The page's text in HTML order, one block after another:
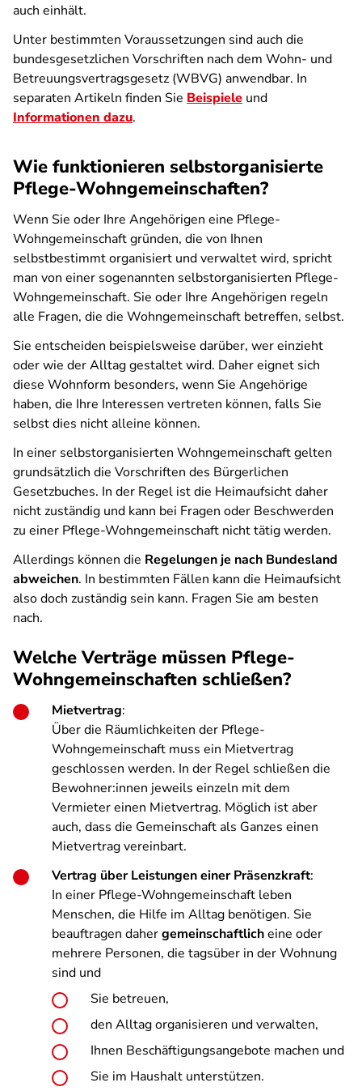
auch einhält.
Unter bestimmten Voraussetzungen sind auch die
bundesgesetzlichen Vorschriften nach dem Wohn- und
Betreuungsvertragsgesetz (WBVG) anwendbar. In
separaten Artikeln finden Sie Beispiele und
Informationen dazu.
Wie funktionieren selbstorganisierte
Pflege-Wohngemeinschaften?
Wenn Sie oder Ihre Angehörigen eine Pflege-
Wohngemeinschaft gründen, die von Ihnen
selbstbestimmt organisiert und verwaltet wird, spricht
man von einer sogenannten selbstorganisierten Pflege-
Wohngemeinschaft. Sie oder Ihre Angehörigen regeln
alle Fragen, die die Wohngemeinschaft betreffen, selbst.
Sie entscheiden beispielsweise darüber, wer einzieht
oder wie der Alltag gestaltet wird. Daher eignet sich
diese Wohnform besonders, wenn Sie Angehörige
haben, die Ihre Interessen vertreten können, falls Sie
selbst dies nicht alleine können.
In einer selbstorganisierten Wohngemeinschaft gelten
grundsätzlich die Vorschriften des Bürgerlichen
Gesetzbuches. In der Regel ist die Heimaufsicht daher
nicht zuständig und kann bei Fragen oder Beschwerden
zu einer Pflege-Wohngemeinschaft nicht tätig werden.
Allerdings können die Regelungen je nach Bundesland
abweichen. In bestimmten Fällen kann die Heimaufsicht
also doch zuständig sein kann. Fragen Sie am besten
nach.
Welche Verträge müssen Pflege-
Wohngemeinschaften schließen?
Mietvertrag:
Über die Räumlichkeiten der Pflege-
Wohngemeinschaft muss ein Mietvertrag
geschlossen werden. In der Regel schließen die
Bewohner:innen jeweils einzeln mit dem
Vermieter einen Mietvertrag. Möglich ist aber
auch, dass die Gemeinschaft als Ganzes einen
Mietvertrag vereinbart.
Vertrag über Leistungen einer Präsenzkraft:
In einer Pflege-Wohngemeinschaft leben
Menschen, die Hilfe im Alltag benötigen. Sie
beauftragen dahergemeinschaftlicheine oder
mehrere Personen, die tagsüber in der Wohnung
sind und
Sie betreuen,
den Alltag organisieren und verwalten,
Ihnen Beschäftigungsangebote machen und
Sie im Haushalt unterstützen.